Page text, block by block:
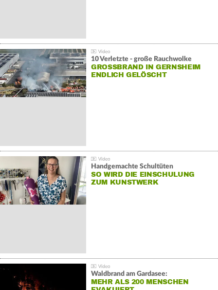
10 Verletzte - große Rauchwolke
GROSSBRAND IN GERNSHEIM E
NDLICH GELÖSCHT
Handgemachte Schultüten
SO WIRD DIE EINSCHULUNG
ZUM KUNSTWERK
Waldbrand am Gardasee:
MEHR ALS 200 MENSCHEN